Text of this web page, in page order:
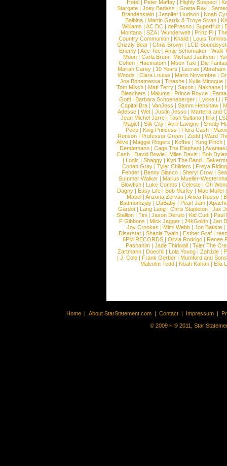
Hotel | Peter Maffay | Highly Suspect |
Stargate |Joey Badass |Gretta Ray |
Brandenstein |Jennifer Hudson |Noah
Balbina | Martin Garrix & Troye Sivan |
Williams |AC DC |dePresno |Superfruit |
Montana |SZA|Wunderwelt |Prinz Pi |
Country Communion | Khalid | Louis
Grizzly Bear | Chris Brown | LCD
Enemy | Ace Tee | Antje Schomaker | Walk
Moon |Carla Bruni |Michael Jackson |
Cohen |Haematom |Moon Taxi |Die
Mariah Carey | 10 Years | Lecrae | Abraham
Woods |Clara Louise |Mario Novembre |
Joe Bonamassa | Tinashe | Kylie Minogue |
Tom Misch |Matt Terry |Saxon |Nakhane |
Bleachers | Maluma | Prince Royce |
Gotti |Barbara Schoeneberger |Lykke Li |
Capital Bra |VanJess |Samm Henshaw |
Adesse |Wet |Justin Jesso |Marteria and
Jean Michel Jarre |Tash Sultana | Ilira |
Magic! | Silk City | Avril Lavigne | Shotty
Peep |King Princess |Flora Cash |
Ronson |Professor Green |Zedd |Ward
Alive |Maggie Rogers |Koffee |Yung Pinch |
Dendemann |Cage The Elephant |
Cash | David Bowie | Miles Davis | Bob Dylan
|Logic |Shaggy |Kyd The Band |
Conan Gray |Tyler Childers |Freya
Fender |Benny Blanco |Sheryl Crow |
Summer Walker |Marius Mueller-
Blowfish | Luke Combs | Celeste | Oh
Dagny |Easy Life |Bob Marley |Mae Muller
Mabel |Arizona Zervas |Anica Russo |
Badmomzjay |DaBaby |Pearl Jam |
Gardot | Lang Lang | Chris Stapleton | Jax
Stallion |Tini |Jason Derulo |Kid Cudi |Paul
F Gibbons | Mick Jagger | 24kGoldn | Jan
Joy Crookes | Mimi Webb | Jon Batiste |
Disarstar | Shania Twain | Esther Graf |
6PM RECORDS | Olivia Rodrigo | Renee
Pashanim |Jade Thirlwall |Tyler The
Zartmann | Doechii | Lola Young | Zah1de |
| J. Cole | Frank Gerber | Mumford and Sons
Malcolm Todd | Noah Kahan | Ella
Home | About StarStatement.com | Contact | Impressum |
© 2009 + ® 2011, Star